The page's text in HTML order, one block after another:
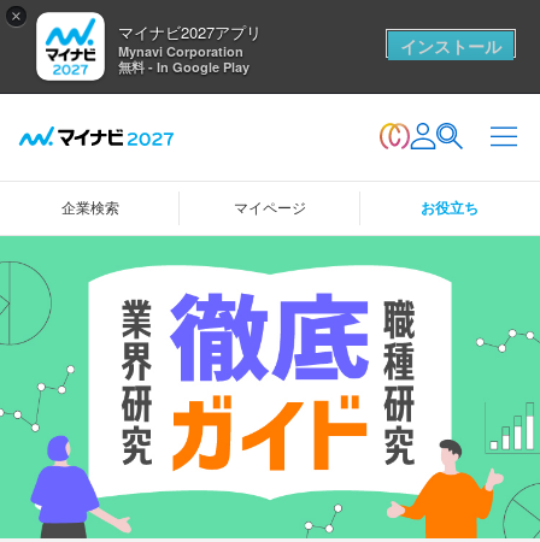
×
マイナビ2027アプリ
Mynavi Corporation
無料 - In Google Play
インストール
企業検索 マイページ お役立ち